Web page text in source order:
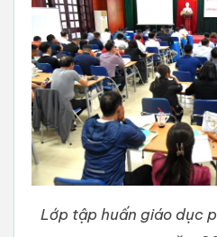
Lớp tập huấn giáo dục